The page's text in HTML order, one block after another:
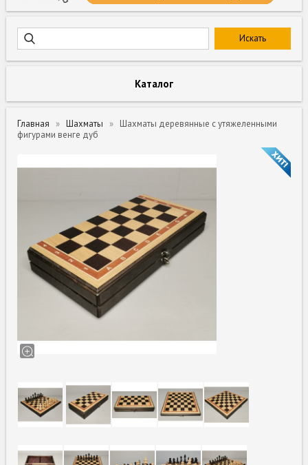
Каталог
Главная Шахматы
Шахматы деревянные с утяжеленными
фигурами венге дуб